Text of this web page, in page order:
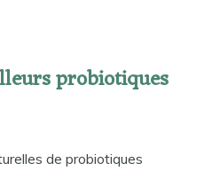
probiotiques
de probiotiques